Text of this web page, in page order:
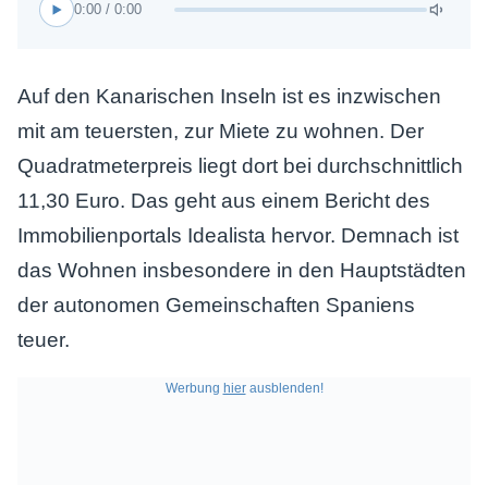
0:00 / 0:00
Auf den Kanarischen Inseln ist es inzwischen
mit am teuersten, zur Miete zu wohnen. Der
Quadratmeterpreis liegt dort bei durchschnittlich
11,30 Euro. Das geht aus einem Bericht des
Immobilienportals Idealista hervor. Demnach ist
das Wohnen insbesondere in den Hauptstädten
der autonomen Gemeinschaften Spaniens
teuer.